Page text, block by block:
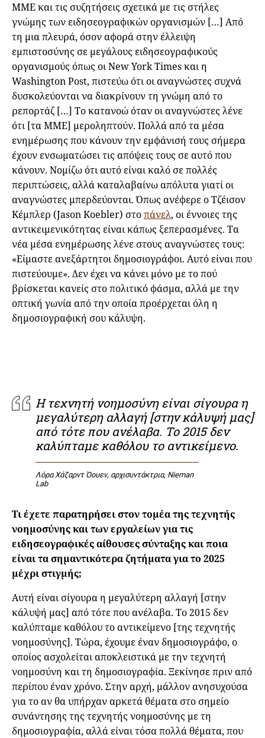
ΜΜΕ και τις συζητήσεις σχετικά με τις στήλες
γνώμης των ειδησεογραφικών οργανισμών […] Από
τη μια πλευρά, όσον αφορά στην έλλειψη
εμπιστοσύνης σε μεγάλους ειδησεογραφικούς
οργανισμούς όπως οι New York Times και η
Washington Post, πιστεύω ότι οι αναγνώστες συχνά
δυσκολεύονται να διακρίνουν τη γνώμη από το
ρεπορτάζ […] Το κατανοώ όταν οι αναγνώστες λένε
ότι [τα ΜΜΕ] μεροληπτούν. Πολλά από τα μέσα
ενημέρωσης που κάνουν την εμφάνισή τους σήμερα
έχουν ενσωματώσει τις απόψεις τους σε αυτό που
κάνουν. Νομίζω ότι αυτό είναι καλό σε πολλές
περιπτώσεις, αλλά καταλαβαίνω απόλυτα γιατί οι
αναγνώστες μπερδεύονται. Όπως ανέφερε ο Τζέισον
Κέμπλερ (Jason Koebler) στοπάνελ, οι έννοιες της
αντικειμενικότητας είναι κάπως ξεπερασμένες. Τα
νέα μέσα ενημέρωσης λένε στους αναγνώστες τους:
«Είμαστε ανεξάρτητοι δημοσιογράφοι. Αυτό είναι που
πιστεύουμε». Δεν έχει να κάνει μόνο με το πού
βρίσκεται κανείς στο πολιτικό φάσμα, αλλά με την
οπτική γωνία από την οποία προέρχεται όλη η
δημοσιογραφική σου κάλυψη.
Η τεχνητή νοημοσύνη είναι σίγουρα η
μεγαλύτερη αλλαγή [στην κάλυψή μας]
από τότε που ανέλαβα. Το 2015 δεν
καλύπταμε καθόλου το αντικείμενο.
Λόρα Χάζαρντ Όουεν, αρχισυντάκτρια, Nieman
Lab
Τι έχετε παρατηρήσει στον τομέα της τεχνητής
νοημοσύνης και των εργαλείων για τις
ειδησεογραφικές αίθουσες σύνταξης και ποια
είναι τα σημαντικότερα ζητήματα για το 2025
μέχρι στιγμής;
Αυτή είναι σίγουρα η μεγαλύτερη αλλαγή [στην
κάλυψή μας] από τότε που ανέλαβα. Το 2015 δεν
καλύπταμε καθόλου το αντικείμενο [της τεχνητής
νοημοσύνης]. Τώρα, έχουμε έναν δημοσιογράφο, ο
οποίος ασχολείται αποκλειστικά με την τεχνητή
νοημοσύνη και τη δημοσιογραφία. Ξεκίνησε πριν από
περίπου έναν χρόνο. Στην αρχή, μάλλον ανησυχούσα
για το αν θα υπήρχαν αρκετά θέματα στο σημείο
συνάντησης της τεχνητής νοημοσύνης με τη
δημοσιογραφία, αλλά είναι τόσα πολλά θέματα, που